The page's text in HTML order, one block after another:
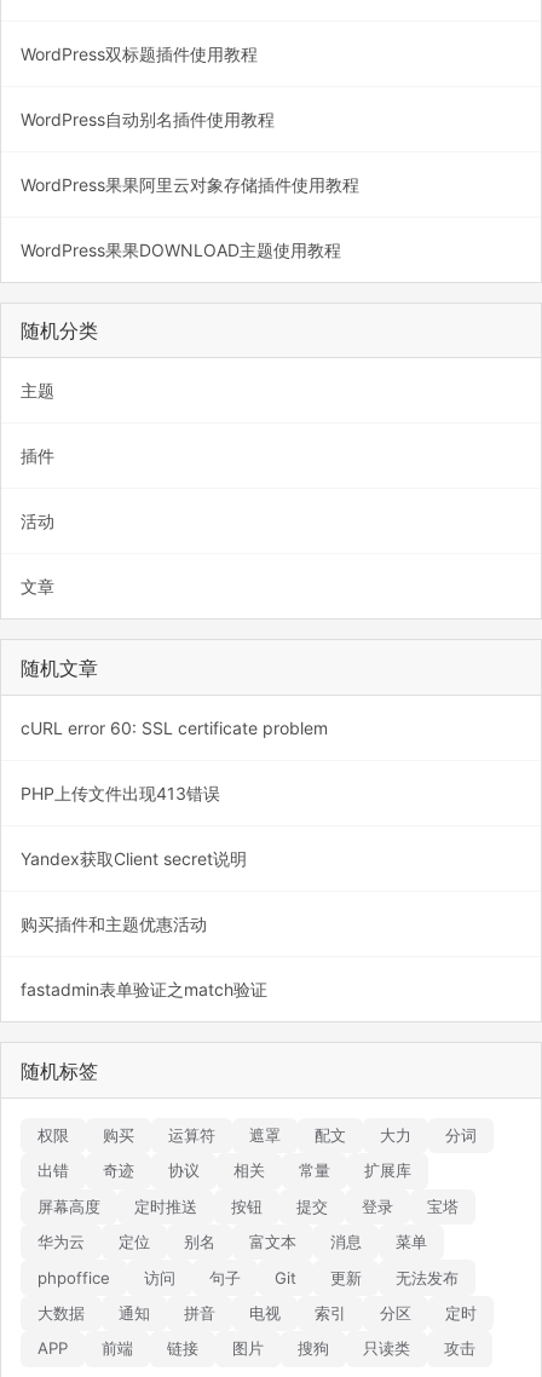
WordPress双标题插件使用教程
WordPress自动别名插件使用教程
WordPress果果阿里云对象存储插件使用教程
WordPress果果DOWNLOAD主题使用教程
随机分类
主题
插件
活动
文章
随机文章
cURL error 60: SSL certificate problem
PHP上传文件出现413错误
Yandex获取Client secret说明
购买插件和主题优惠活动
fastadmin表单验证之match验证
随机标签
权限 购买 运算符 遮罩 配文 大力
分词
出错
奇迹 协议 相关 常量
扩展库
屏幕高度
定时推送 按钮 提交 登录
宝塔
华为云
定位 别名 富文本 消息
菜单
phpoffice
访问 句子 Git 更新
无法发布
大数据
通知 拼音 电视 索引 分区
定时
APP
前端 链接 图片 搜狗 只读类 攻击